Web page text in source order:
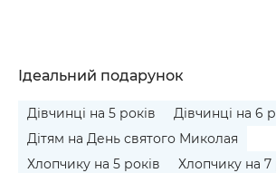
Ідеальний подарунок
Дівчинці на 5 років
Дівчинці на 6
Дітям на День святого Миколая
Хлопчику на 5 років
Хлопчику на 7